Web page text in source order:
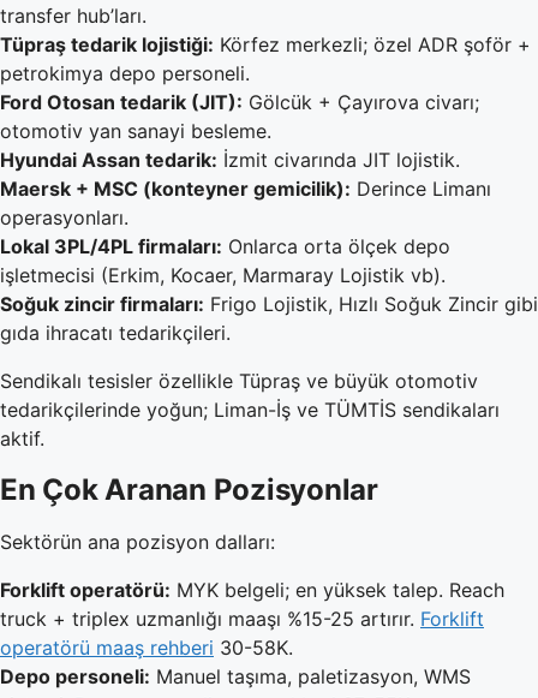
transfer hub’ları.
Tüpraş tedarik lojistiği: Körfez merkezli; özel ADR şoför +
petrokimya depo personeli.
Ford Otosan tedarik (JIT): Gölcük + Çayırova civarı;
otomotiv yan sanayi besleme.
Hyundai Assan tedarik: İzmit civarında JIT lojistik.
Maersk + MSC (konteyner gemicilik): Derince Limanı
operasyonları.
Lokal 3PL/4PL firmaları: Onlarca orta ölçek depo
işletmecisi (Erkim, Kocaer, Marmaray Lojistik vb).
Soğuk zincir firmaları: Frigo Lojistik, Hızlı Soğuk Zincir gibi
gıda ihracatı tedarikçileri.
Sendikalı tesisler özellikle Tüpraş ve büyük otomotiv
tedarikçilerinde yoğun; Liman-İş ve TÜMTİS sendikaları
aktif.
En Çok Aranan Pozisyonlar
Sektörün ana pozisyon dalları:
Forklift operatörü: MYK belgeli; en yüksek talep. Reach
truck + triplex uzmanlığı maaşı %15-25 artırır. Forklift
operatörü maaş rehberi 30-58K.
Depo personeli: Manuel taşıma, paletizasyon, WMS